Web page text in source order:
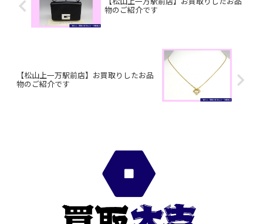
物のご紹介です
【松山上一万駅前店】お買取りしたお品
物のご紹介です